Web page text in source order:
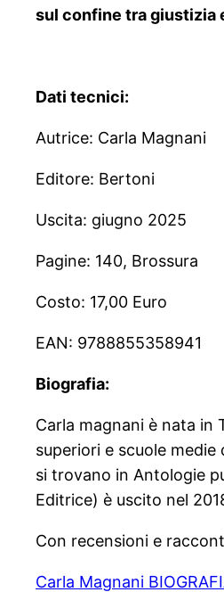
sul confine tra giustizia
Dati tecnici:
Autrice: Carla Magnani
Editore: Bertoni
Uscita: giugno 2025
Pagine: 140, Brossura
Costo: 17,00 Euro
EAN: 9788855358941
Biografia:
Carla magnani è nata in
superiori e scuole medie
si trovano in Antologie
Editrice) è uscito nel
Con recensioni e
Carla Magnani